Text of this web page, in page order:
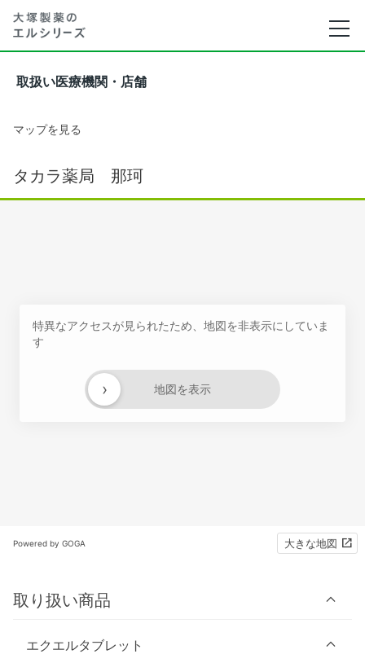
取扱い医療機関・店舗
マップを見る
タカラ薬局 那珂
特異なアクセスが見られたため、地図を非表示にしていま
す
地図を表示
›
Powered by GOGA 大きな地図
取り扱い商品
エクエルタブレット